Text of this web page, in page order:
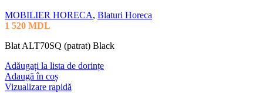
MOBILIER HORECA, Blaturi Horeca
1 520 MDL
Blat ALT70SQ (patrat) Black
Adăugați la lista de dorințe
Adaugă în coș
Vizualizare rapidă